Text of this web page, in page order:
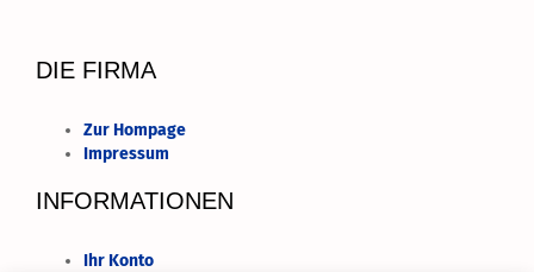
DIE FIRMA
Zur Hompage
Impressum
INFORMATIONEN
Ihr Konto